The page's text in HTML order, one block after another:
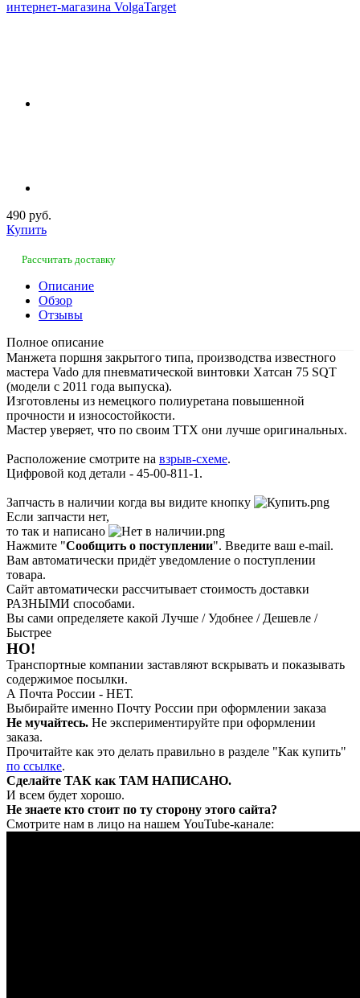
490 руб.
Купить
Рассчитать доставку
Описание
Обзор
Отзывы
Полное описание
Манжета поршня закрытого типа, производства известного
мастера Vado для пневматической винтовки Хатсан 75 SQT
(модели с 2011 года выпуска).
Изготовлены из немецкого полиуретана повышенной
прочности и износостойкости.
Мастер уверяет, что по своим ТТХ они лучше оригинальных.
Расположение смотрите на взрыв-схеме.
Цифровой код детали - 45-00-811-1.
Запчасть в наличии когда вы видите кнопку
Если запчасти нет,
то так и написано
Нажмите "Сообщить о поступлении". Введите ваш e-mail.
Вам автоматически придёт уведомление о поступлении
товара.
Сайт автоматически рассчитывает стоимость доставки
РАЗНЫМИ способами.
Вы сами определяете какой Лучше / Удобнее / Дешевле /
Быстрее
НО!
Транспортные компании заставляют вскрывать и показывать
содержимое посылки.
А Почта России - НЕТ.
Выбирайте именно Почту России при оформлении заказа
Не мучайтесь. Не экспериментируйте при оформлении
заказа.
Прочитайте как это делать правильно в разделе "Как купить"
по ссылке.
Сделайте ТАК как ТАМ НАПИСАНО.
И всем будет хорошо.
Не знаете кто стоит по ту сторону этого сайта?
Смотрите нам в лицо на нашем YouTube-канале: